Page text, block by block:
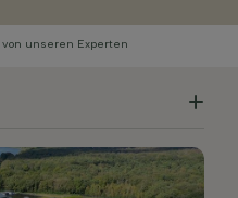
WählenSie Ihre Lieferwoche